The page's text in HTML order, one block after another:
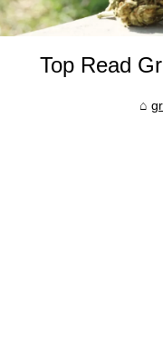
Top Read